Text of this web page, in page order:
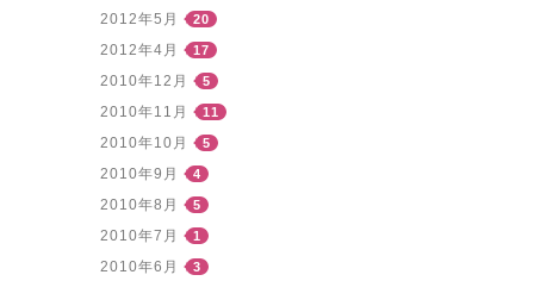
2012年5月 20
2012年4月 17
2010年12月 5
2010年11月 11
2010年10月 5
2010年9月 4
2010年8月 5
2010年7月 1
2010年6月 3